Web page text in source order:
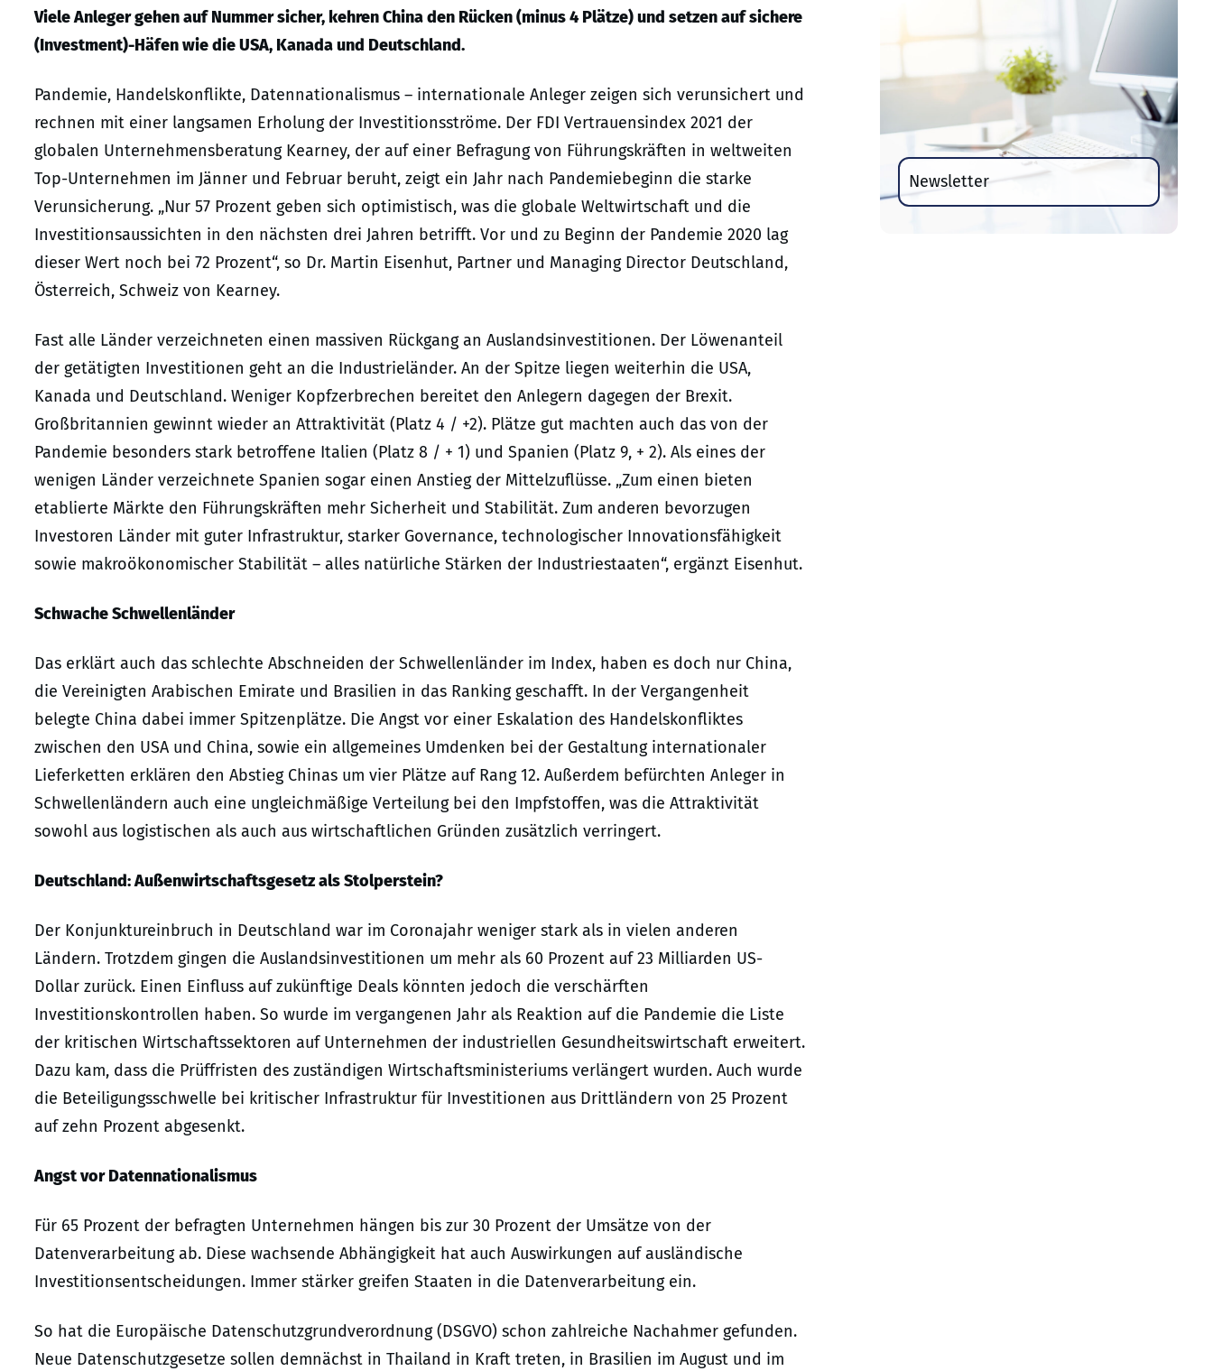
Viele Anleger gehen auf Nummer sicher, kehren China den Rücken (minus 4 Plätze) und setzen auf sichere
(Investment)-Häfen wie die USA, Kanada und Deutschland.
Pandemie, Handelskonflikte, Datennationalismus – internationale Anleger zeigen sich verunsichert und
rechnen mit einer langsamen Erholung der Investitionsströme. Der FDI Vertrauensindex 2021 der
globalen Unternehmensberatung Kearney, der auf einer Befragung von Führungskräften in weltweiten
Top-Unternehmen im Jänner und Februar beruht, zeigt ein Jahr nach Pandemiebeginn die starke
Verunsicherung. „Nur 57 Prozent geben sich optimistisch, was die globale Weltwirtschaft und die
Investitionsaussichten in den nächsten drei Jahren betrifft. Vor und zu Beginn der Pandemie 2020 lag
dieser Wert noch bei 72 Prozent“, so Dr. Martin Eisenhut, Partner und Managing Director Deutschland,
Österreich, Schweiz von Kearney.
Fast alle Länder verzeichneten einen massiven Rückgang an Auslandsinvestitionen. Der Löwenanteil
der getätigten Investitionen geht an die Industrieländer. An der Spitze liegen weiterhin die USA,
Kanada und Deutschland. Weniger Kopfzerbrechen bereitet den Anlegern dagegen der Brexit.
Großbritannien gewinnt wieder an Attraktivität (Platz 4 / +2). Plätze gut machten auch das von der
Pandemie besonders stark betroffene Italien (Platz 8 / + 1) und Spanien (Platz 9, + 2). Als eines der
wenigen Länder verzeichnete Spanien sogar einen Anstieg der Mittelzuflüsse. „Zum einen bieten
etablierte Märkte den Führungskräften mehr Sicherheit und Stabilität. Zum anderen bevorzugen
Investoren Länder mit guter Infrastruktur, starker Governance, technologischer Innovationsfähigkeit
sowie makroökonomischer Stabilität – alles natürliche Stärken der Industriestaaten“, ergänzt Eisenhut.
Schwache Schwellenländer
Das erklärt auch das schlechte Abschneiden der Schwellenländer im Index, haben es doch nur China,
die Vereinigten Arabischen Emirate und Brasilien in das Ranking geschafft. In der Vergangenheit
belegte China dabei immer Spitzenplätze. Die Angst vor einer Eskalation des Handelskonfliktes
zwischen den USA und China, sowie ein allgemeines Umdenken bei der Gestaltung internationaler
Lieferketten erklären den Abstieg Chinas um vier Plätze auf Rang 12. Außerdem befürchten Anleger in
Schwellenländern auch eine ungleichmäßige Verteilung bei den Impfstoffen, was die Attraktivität
sowohl aus logistischen als auch aus wirtschaftlichen Gründen zusätzlich verringert.
Deutschland: Außenwirtschaftsgesetz als Stolperstein?
Der Konjunktureinbruch in Deutschland war im Coronajahr weniger stark als in vielen anderen
Ländern. Trotzdem gingen die Auslandsinvestitionen um mehr als 60 Prozent auf 23 Milliarden US-
Dollar zurück. Einen Einfluss auf zukünftige Deals könnten jedoch die verschärften
Investitionskontrollen haben. So wurde im vergangenen Jahr als Reaktion auf die Pandemie die Liste
der kritischen Wirtschaftssektoren auf Unternehmen der industriellen Gesundheitswirtschaft erweitert.
Dazu kam, dass die Prüffristen des zuständigen Wirtschaftsministeriums verlängert wurden. Auch wurde
die Beteiligungsschwelle bei kritischer Infrastruktur für Investitionen aus Drittländern von 25 Prozent
auf zehn Prozent abgesenkt.
Angst vor Datennationalismus
Für 65 Prozent der befragten Unternehmen hängen bis zur 30 Prozent der Umsätze von der
Datenverarbeitung ab. Diese wachsende Abhängigkeit hat auch Auswirkungen auf ausländische
Investitionsentscheidungen. Immer stärker greifen Staaten in die Datenverarbeitung ein.
So hat die Europäische Datenschutzgrundverordnung (DSGVO) schon zahlreiche Nachahmer gefunden.
Neue Datenschutzgesetze sollen demnächst in Thailand in Kraft treten, in Brasilien im August und im
Newsletter